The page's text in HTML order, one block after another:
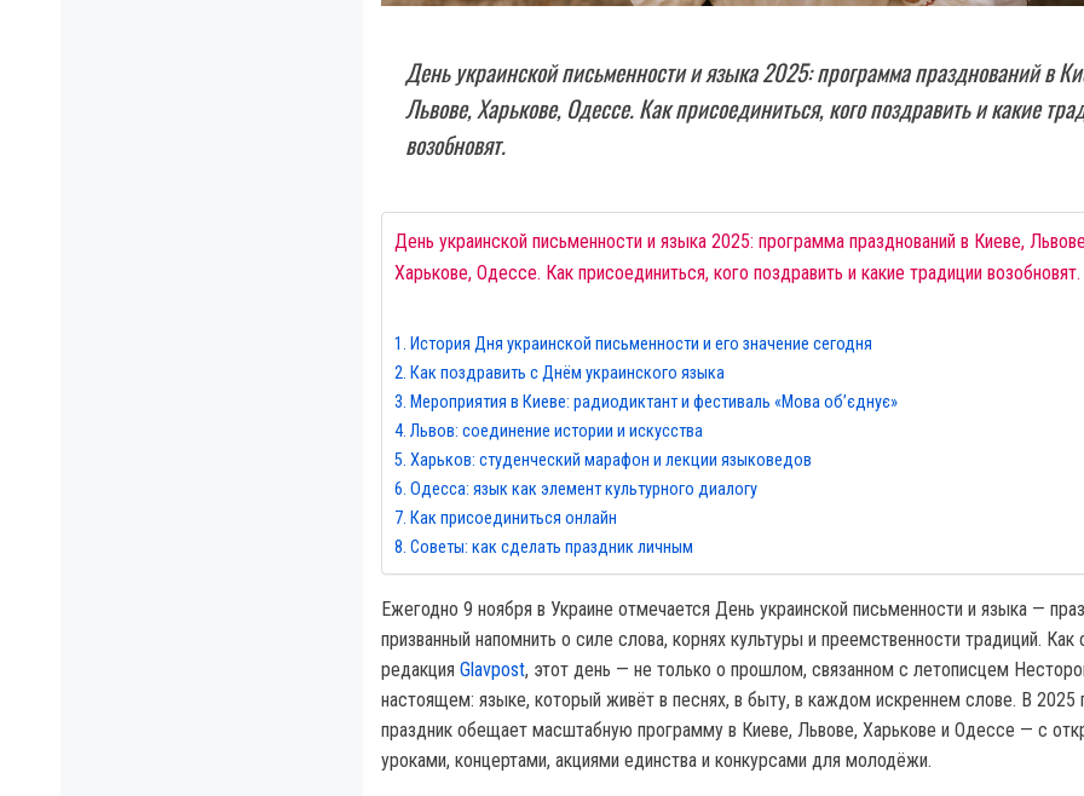
День украинской письменности и языка 2025: программа празднований в
Львове, Харькове, Одессе. Как присоединиться, кого поздравить и какие
возобновят.
День украинской письменности и языка 2025: программа празднований в Киеве,
Харькове, Одессе. Как присоединиться, кого поздравить и какие традиции возобновят.
История Дня украинской письменности и его значение сегодня
Как поздравить с Днём украинского языка
Мероприятия в Киеве: радиодиктант и фестиваль «Мова об’єднує»
Львов: соединение истории и искусства
Харьков: студенческий марафон и лекции языковедов
Одесса: язык как элемент культурного диалогу
Как присоединиться онлайн
Советы: как сделать праздник личным
Ежегодно 9 ноября в Украине отмечается День украинской письменности и языка —
призванный напомнить о силе слова, корнях культуры и преемственности традиций. Как
редакция Glavpost, этот день — не только о прошлом, связанном с летописцем
настоящем: языке, который живёт в песнях, в быту, в каждом искреннем слове. В 2025
праздник обещает масштабную программу в Киеве, Львове, Харькове и Одессе — с
уроками, концертами, акциями единства и конкурсами для молодёжи.